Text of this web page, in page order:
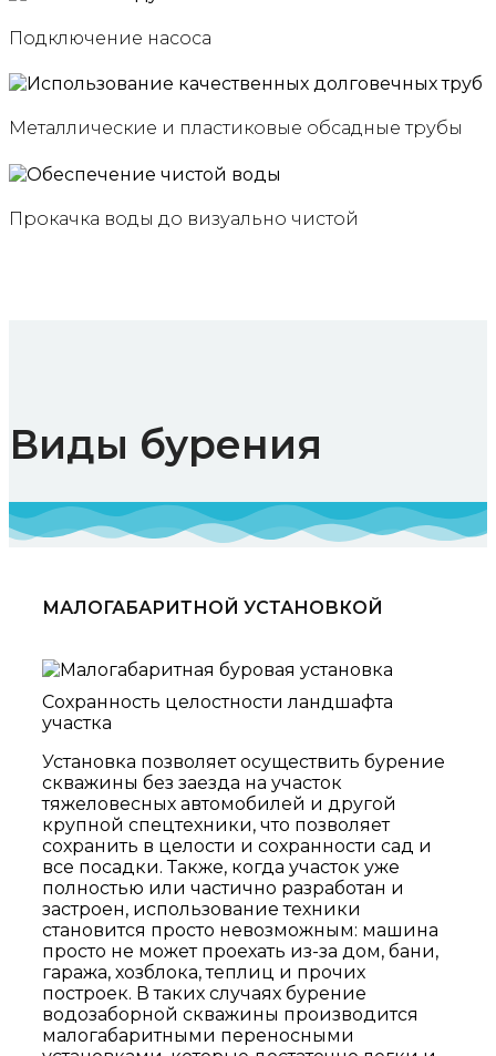
Подключение насоса
Металлические и пластиковые обсадные трубы
Прокачка воды до визуально чистой
Виды бурения
МАЛОГАБАРИТНОЙ УСТАНОВКОЙ
Сохранность целостности ландшафта
участка
Установка позволяет осуществить бурение
скважины без заезда на участок
тяжеловесных автомобилей и другой
крупной спецтехники, что позволяет
сохранить в целости и сохранности сад и
все посадки. Также, когда участок уже
полностью или частично разработан и
застроен, использование техники
становится просто невозможным: машина
просто не может проехать из-за дом, бани,
гаража, хозблока, теплиц и прочих
построек. В таких случаях бурение
водозаборной скважины производится
малогабаритными переносными